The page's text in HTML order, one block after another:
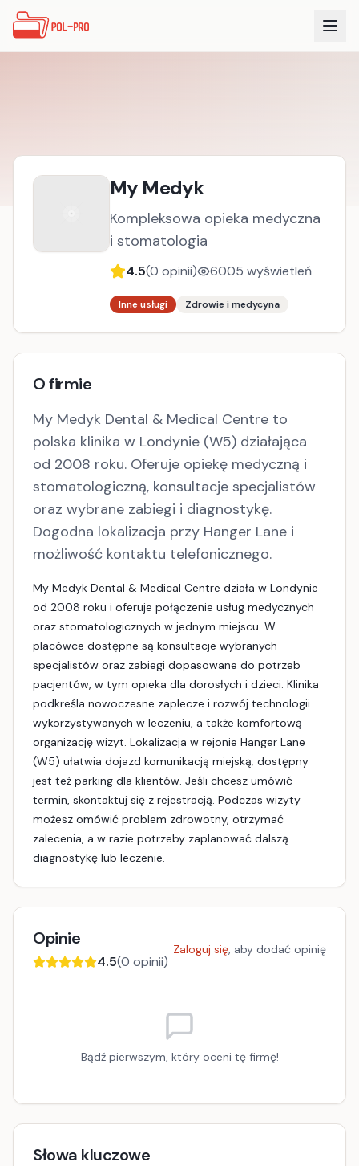
My Medyk
Kompleksowa opieka medyczna
i stomatologia
4.5(0 opinii) 6005 wyświetleń
Inne usługi Zdrowie i medycyna
O firmie
My Medyk Dental & Medical Centre to
polska klinika w Londynie (W5) działająca
od 2008 roku. Oferuje opiekę medyczną i
stomatologiczną, konsultacje specjalistów
oraz wybrane zabiegi i diagnostykę.
Dogodna lokalizacja przy Hanger Lane i
możliwość kontaktu telefonicznego.
My Medyk Dental & Medical Centre działa w Londynie
od 2008 roku i oferuje połączenie usług medycznych
oraz stomatologicznych w jednym miejscu. W
placówce dostępne są konsultacje wybranych
specjalistów oraz zabiegi dopasowane do potrzeb
pacjentów, w tym opieka dla dorosłych i dzieci. Klinika
podkreśla nowoczesne zaplecze i rozwój technologii
wykorzystywanych w leczeniu, a także komfortową
organizację wizyt. Lokalizacja w rejonie Hanger Lane
(W5) ułatwia dojazd komunikacją miejską; dostępny
jest też parking dla klientów. Jeśli chcesz umówić
termin, skontaktuj się z rejestracją. Podczas wizyty
możesz omówić problem zdrowotny, otrzymać
zalecenia, a w razie potrzeby zaplanować dalszą
diagnostykę lub leczenie.
Opinie
4.5(0 opinii)
Zaloguj się, aby dodać opinię
Bądź pierwszym, który oceni tę firmę!
Słowa kluczowe